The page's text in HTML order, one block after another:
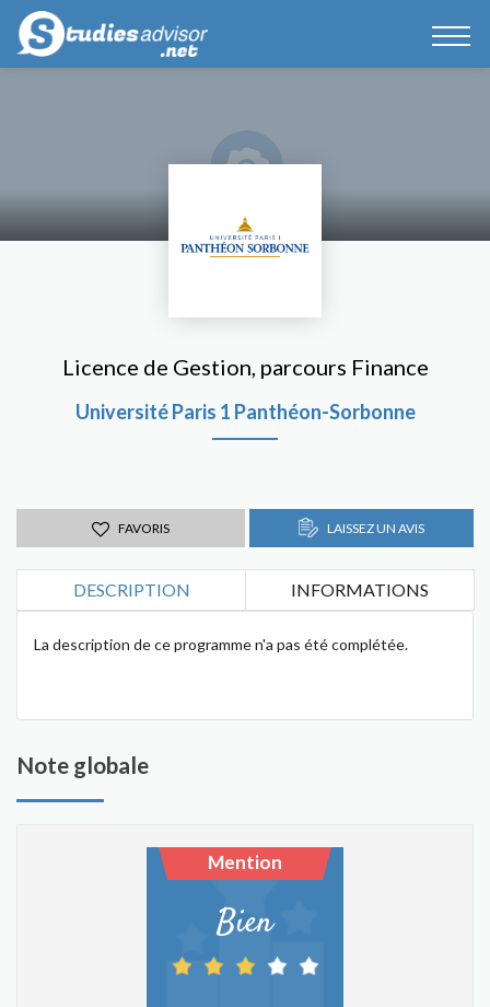
Licence de Gestion, parcours Finance
Université Paris 1 Panthéon-Sorbonne
FAVORIS LAISSEZ UN AVIS
DESCRIPTION INFORMATIONS
La description de ce programme n'a pas été complétée.
Note globale
Mention
Bien